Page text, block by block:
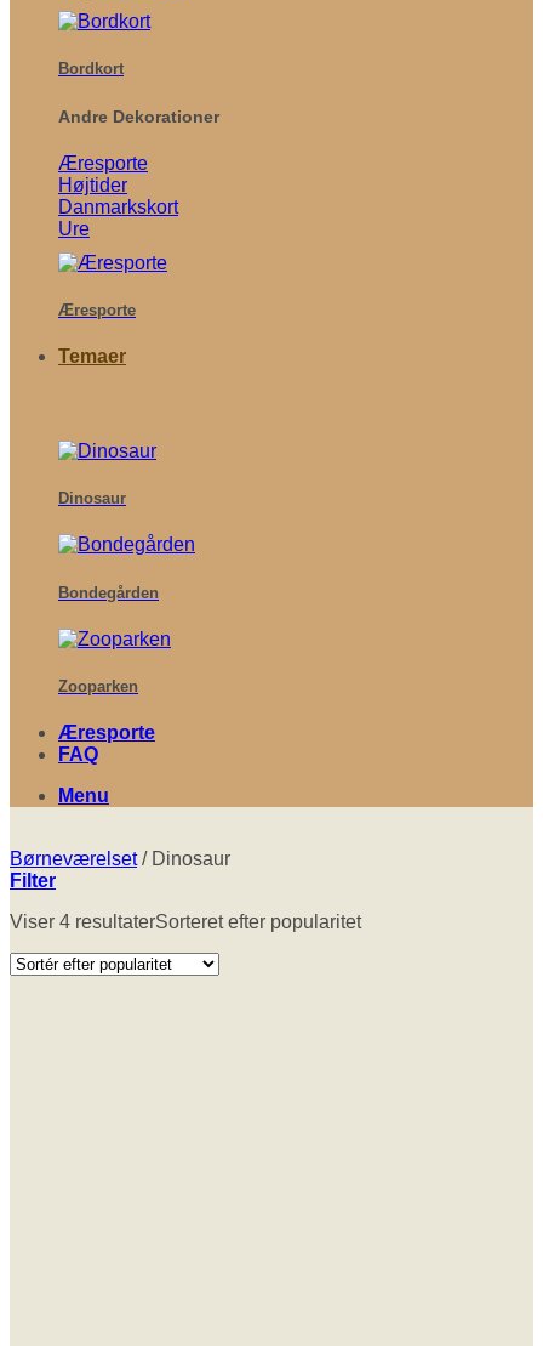
Bordkort
Andre Dekorationer
Æresporte
Højtider
Danmarkskort
Ure
Æresporte
Temaer
Dinosaur
Bondegården
Zooparken
Æresporte
FAQ
Menu
Børneværelset /Dinosaur
Filter
Viser 4 resultaterSorteret efter popularitet